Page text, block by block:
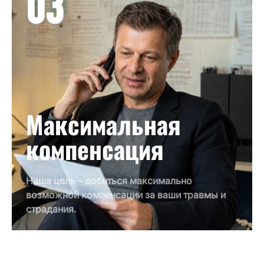
Максимальная
компенсация
Наша цель – добиться максимально
возможной компенсации за ваши травмы и
страдания.